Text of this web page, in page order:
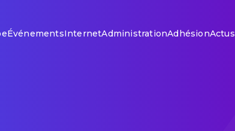
ÉvénementsInternetAdministrationAdhésionActus